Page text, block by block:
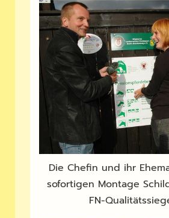
Die Chefin und ihr
sofortigen Montage
FN-